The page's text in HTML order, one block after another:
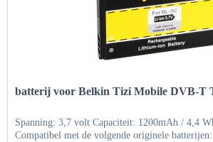
batterij voor Belkin Tizi Mobile DVB-T
Spanning: 3,7 volt Capaciteit: 1200mAh / 4,4
Compatibel met de volgende originele